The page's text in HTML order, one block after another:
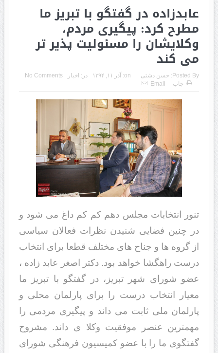
عابدزاده در گفتگو با تبریز ما
مطرح کرد: پیگیری مردم،
وکلایشان را مسئولیت پذیر تر
می کند
Posted By: حسن دشتی on: آذر ۱۱, ۱۳۹۴ در: اخبار
No Comments
چاپ
Email
تنور انتخابات مجلس دهم کم کم داغ می شود و
در چنین فضایی شنیدن نظرات فعالان سیاسی
از گروه ها و جناح های مختلف قطعا برای انتخاب
درست راهگشا خواهد بود. دکتر اصغر عابد زاده ،
عضو شورای شهر تبریز، در گفتگو با تبریز ما
معیار انتخاب درست را برای پارلمان محلی و
پارلمان ملی ثابت می داند و پیگیری مردمی را
مهمترین عنصر موفقیت وکلا ی داند. مشروح
گفتگوی ما را با عضو کمیسیون فرهنگی شورای